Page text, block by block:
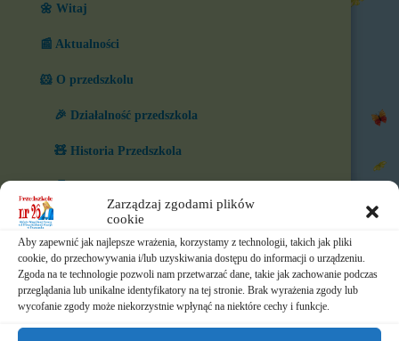
Zarządzaj zgodami plików
cookie
Aby zapewnić jak najlepsze wrażenia, korzystamy z technologii, takich jak pliki
cookie, do przechowywania i/lub uzyskiwania dostępu do informacji o urządzeniu.
Zgoda na te technologie pozwoli nam przetwarzać dane, takie jak zachowanie podczas
przeglądania lub unikalne identyfikatory na tej stronie. Brak wyrażenia zgody lub
wycofanie zgody może niekorzystnie wpłynąć na niektóre cechy i funkcje.
🌼 Witaj
📰 Aktualności
🐹 O przedszkolu
🎉 Działalność przedszkola
🧸 Historia Przedszkola
🏆 Co nas wyróżnia?
🎨 W naszym przedszkolu
⏲️ Ramowy rozkład dnia
📃 Dokumenty